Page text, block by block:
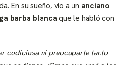
En su sueño, vio a un anciano
barba blanca que le habló con
codiciosa ni preocuparte tanto